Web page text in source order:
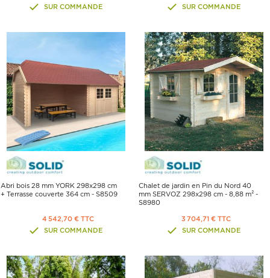
SUR COMMANDE
SUR COMMANDE
Abri bois 28 mm YORK 298x298 cm
+ Terrasse couverte 364 cm - S8509
4 542,70 € TTC
SUR COMMANDE
Chalet de jardin en Pin du Nord 40
mm SERVOZ 298x298 cm - 8,88 m² -
S8980
3 704,71 € TTC
SUR COMMANDE